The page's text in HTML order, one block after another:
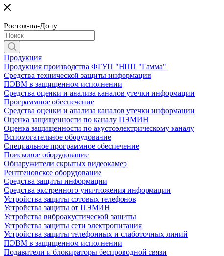
Ростов-на-Дону
Продукция
Продукция производства ФГУП "НПП "Гамма"
Средства технической защиты информации
ПЭВМ в защищенном исполнении
Средства оценки и анализа каналов утечки информации
Программное обеспечение
Средства оценки и анализа каналов утечки информации
Оценка защищенности по каналу ПЭМИН
Оценка защищенности по акустоэлектрическому каналу
Вспомогательное оборудование
Специальное программное обеспечение
Поисковое оборудование
Обнаружители скрытых видеокамер
Рентгеновское оборудование
Средства защиты информации
Средства экстренного уничтожения информации
Устройства защиты сотовых телефонов
Устройства защиты от ПЭМИН
Устройства виброакустической защиты
Устройства защиты сети электропитания
Устройства защиты телефонных и слаботочных линий
ПЭВМ в защищенном исполнении
Подавители и блокираторы беспроводной связи